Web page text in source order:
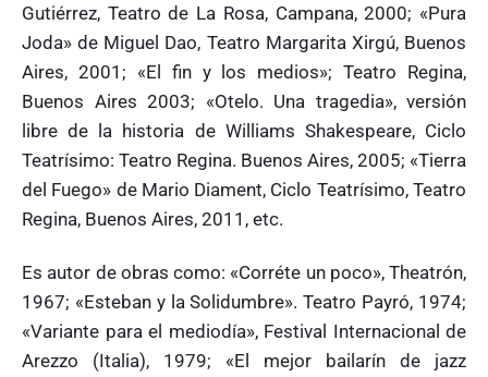
Gutiérrez, Teatro de La Rosa, Campana, 2000; «Pura
Joda» de Miguel Dao, Teatro Margarita Xirgú, Buenos
Aires, 2001; «El fin y los medios»; Teatro Regina,
Buenos Aires 2003; «Otelo. Una tragedia», versión
libre de la historia de Williams Shakespeare, Ciclo
Teatrísimo: Teatro Regina. Buenos Aires, 2005; «Tierra
del Fuego» de Mario Diament, Ciclo Teatrísimo, Teatro
Regina, Buenos Aires, 2011, etc.
Es autor de obras como: «Corréte un poco», Theatrón,
1967; «Esteban y la Solidumbre». Teatro Payró, 1974;
«Variante para el mediodía», Festival Internacional de
Arezzo (Italia), 1979; «El mejor bailarín de jazz